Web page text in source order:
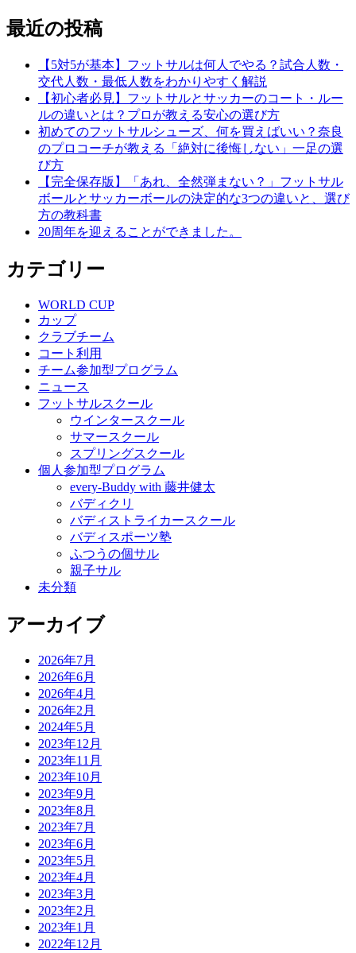
最近の投稿
【5対5が基本】フットサルは何人でやる？試合人数・
交代人数・最低人数をわかりやすく解説
【初心者必見】フットサルとサッカーのコート・ルー
ルの違いとは？プロが教える安心の選び方
初めてのフットサルシューズ、何を買えばいい？奈良
のプロコーチが教える「絶対に後悔しない」一足の選
び方
【完全保存版】「あれ、全然弾まない？」フットサル
ボールとサッカーボールの決定的な3つの違いと、選び
方の教科書
20周年を迎えることができました。
カテゴリー
WORLD CUP
カップ
クラブチーム
コート利用
チーム参加型プログラム
ニュース
フットサルスクール
ウインタースクール
サマースクール
スプリングスクール
個人参加型プログラム
every-Buddy with 藤井健太
バディクリ
バディストライカースクール
バディスポーツ塾
ふつうの個サル
親子サル
未分類
アーカイブ
2026年7月
2026年6月
2026年4月
2026年2月
2024年5月
2023年12月
2023年11月
2023年10月
2023年9月
2023年8月
2023年7月
2023年6月
2023年5月
2023年4月
2023年3月
2023年2月
2023年1月
2022年12月